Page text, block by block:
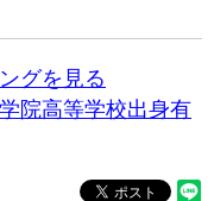
グを見る
院高等学校出身有